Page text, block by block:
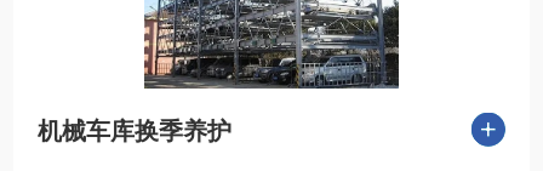
机械车库换季养护